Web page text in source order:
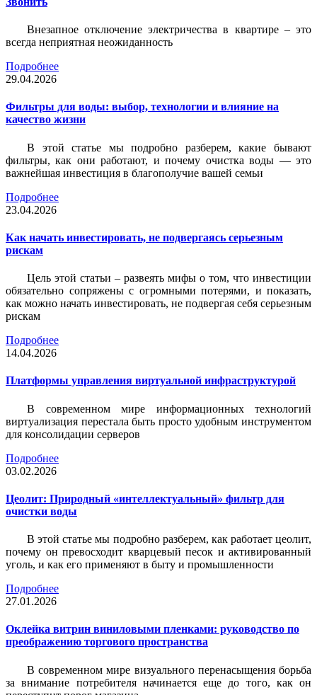
Внезапное отключение электричества в квартире – это
всегда неприятная неожиданность
Подробнее
29.04.2026
Фильтры для воды: выбор, технологии и влияние на
качество жизни
В этой статье мы подробно разберем, какие бывают
фильтры, как они работают, и почему очистка воды — это
важнейшая инвестиция в благополучие вашей семьи
Подробнее
23.04.2026
Как начать инвестировать, не подвергаясь серьезным
рискам
Цель этой статьи – развеять мифы о том, что инвестиции
обязательно сопряжены с огромными потерями, и показать,
как можно начать инвестировать, не подвергая себя серьезным
рискам
Подробнее
14.04.2026
Платформы управления виртуальной инфраструктурой
В современном мире информационных технологий
виртуализация перестала быть просто удобным инструментом
для консолидации серверов
Подробнее
03.02.2026
Цеолит: Природный «интеллектуальный» фильтр для
очистки воды
В этой статье мы подробно разберем, как работает цеолит,
почему он превосходит кварцевый песок и активированный
уголь, и как его применяют в быту и промышленности
Подробнее
27.01.2026
Оклейка витрин виниловыми пленками: руководство по
преображению торгового пространства
В современном мире визуального перенасыщения борьба
за внимание потребителя начинается еще до того, как он